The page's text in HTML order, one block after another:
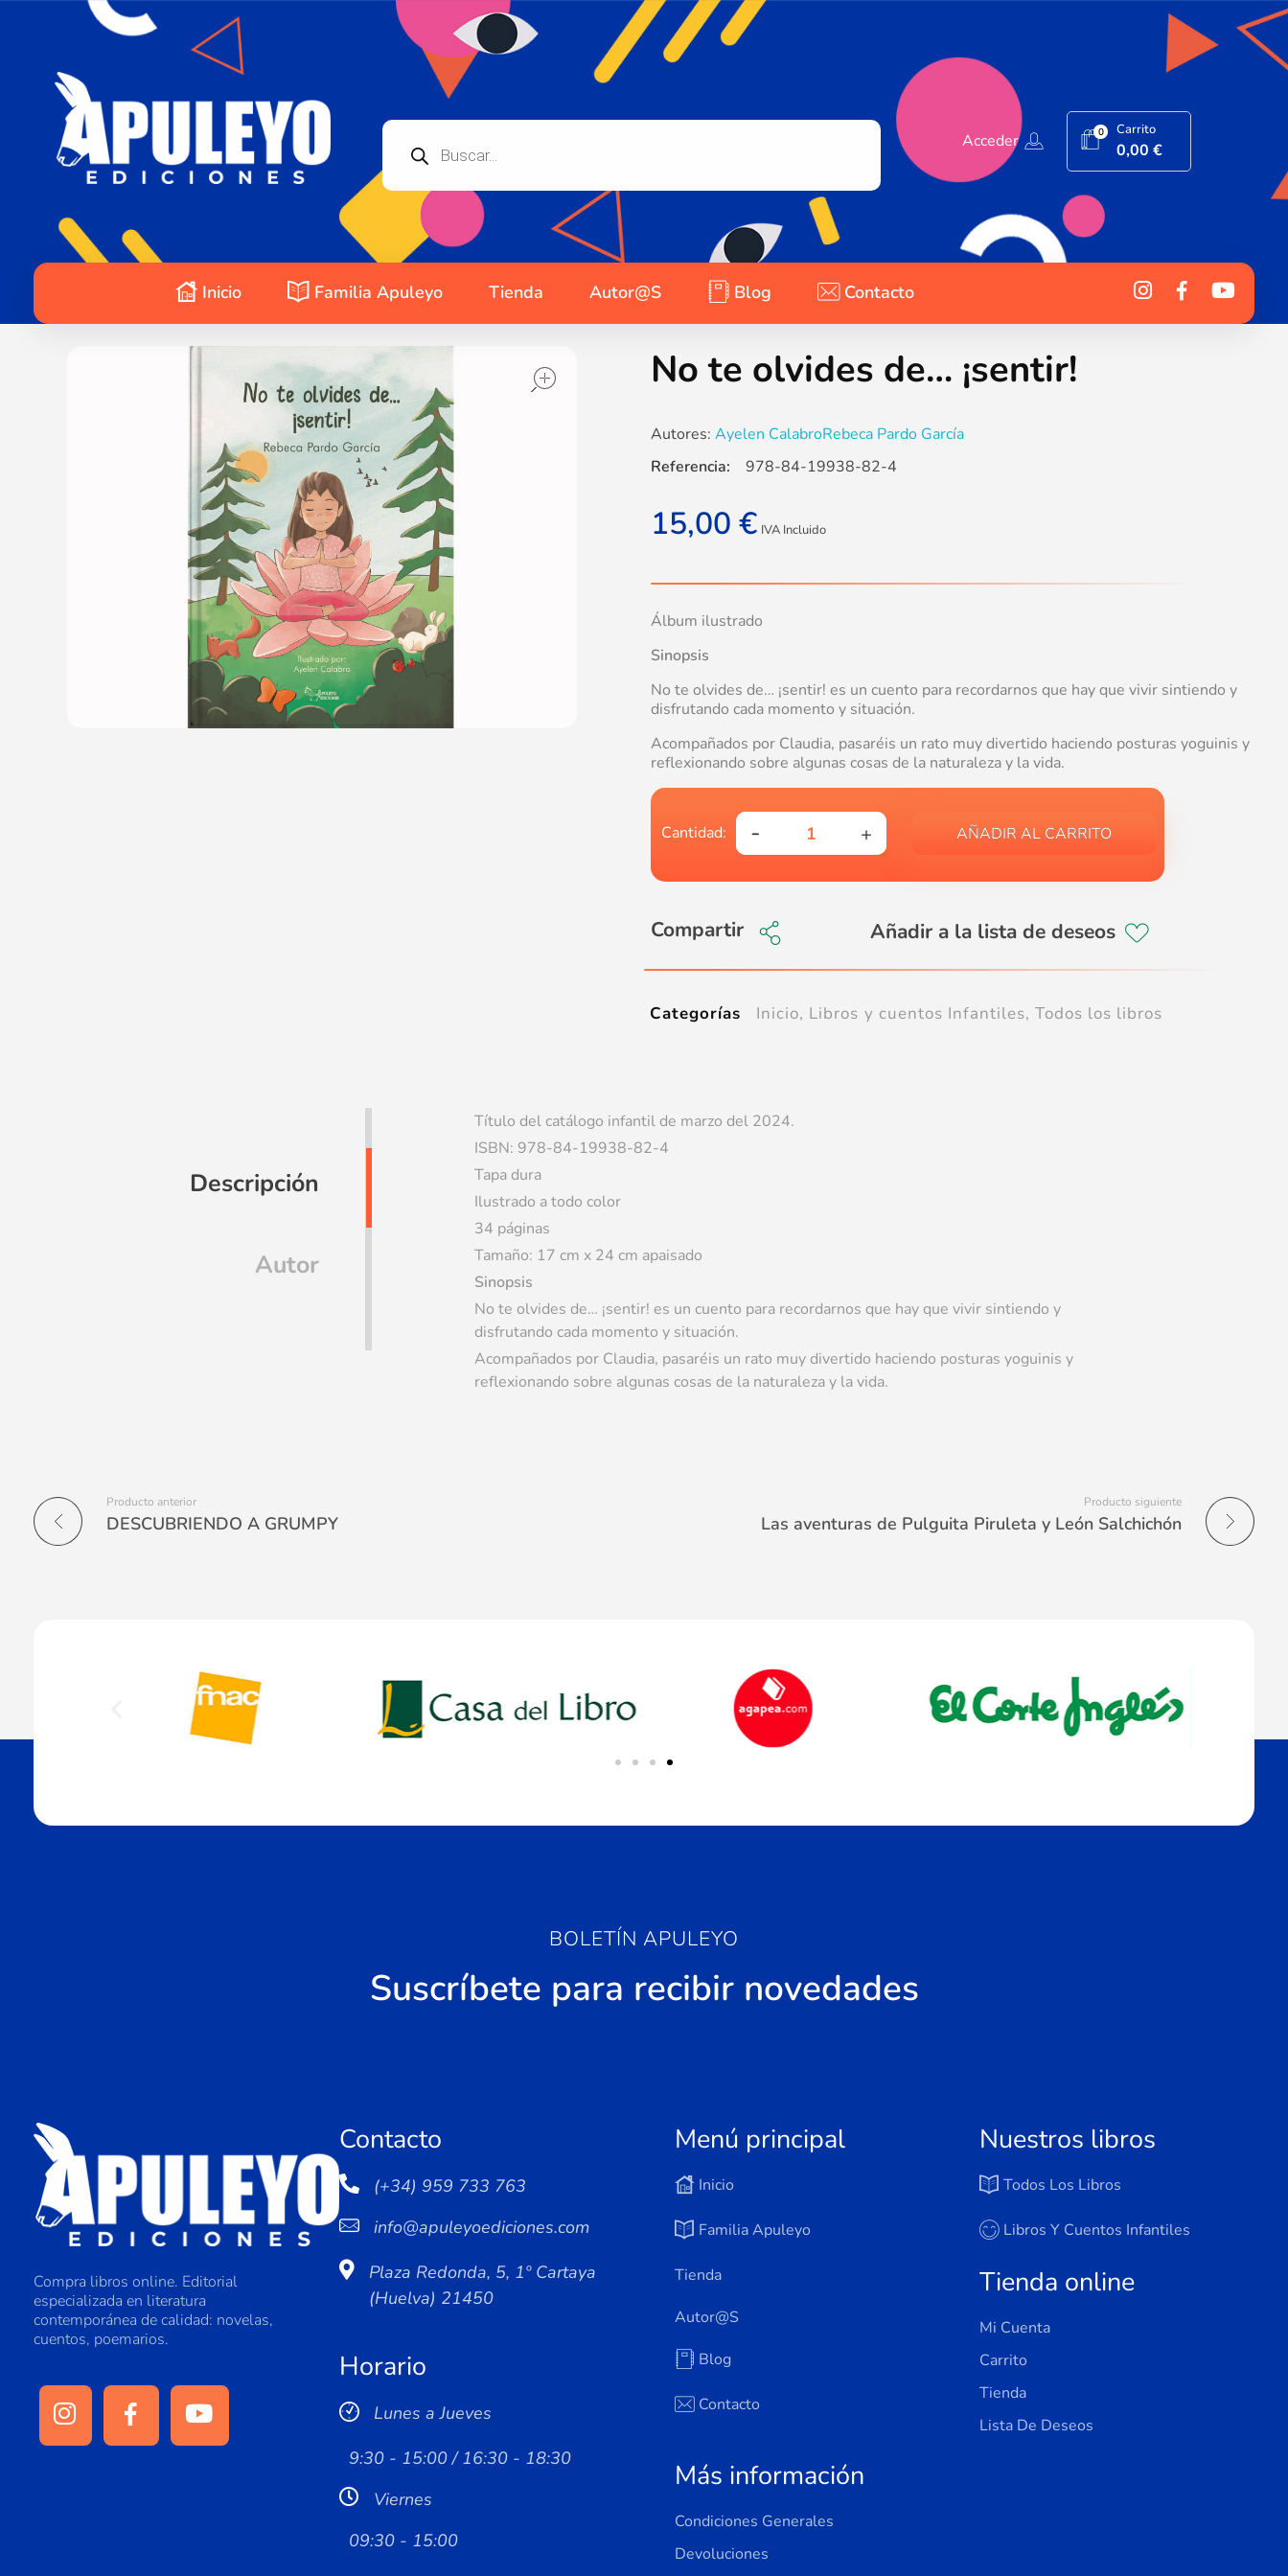
Acceder 0 Carrito
0,00€
Inicio Familia Apuleyo Tienda Autor@s Blog Contacto
No te olvides de… ¡sentir!
Autores: Ayelen CalabroRebeca Pardo García
15,00 € IVA Incluido
Álbum ilustrado
Sinopsis
No te olvides de… ¡sentir! es un cuento para recordarnos que hay que vivir sintiendo y
disfrutando cada momento y situación.
Acompañados por Claudia, pasaréis un rato muy divertido haciendo posturas yoguinis y
reflexionando sobre algunas cosas de la naturaleza y la vida.
AÑADIR AL CARRITO
Compartir
Referencia: 978-84-19938-82-4
Categorías Inicio, Libros y cuentos Infantiles, Todos los libros
Descripción
Autor
Título del catálogo infantil de marzo del 2024.
ISBN: 978-84-19938-82-4
Tapa dura
Ilustrado a todo color
34 páginas
Tamaño: 17 cm x 24 cm apaisado
Sinopsis
No te olvides de… ¡sentir! es un cuento para recordarnos que hay que vivir sintiendo y
disfrutando cada momento y situación.
Acompañados por Claudia, pasaréis un rato muy divertido haciendo posturas yoguinis y
reflexionando sobre algunas cosas de la naturaleza y la vida.
Producto anterior
DESCUBRIENDO A GRUMPY
Producto siguiente
Las aventuras de Pulguita Piruleta y León Salchichón
BOLETÍN APULEYO
Suscríbete para recibir novedades
Compra libros online. Editorial
especializada en literatura
contemporánea de calidad: novelas,
cuentos, poemarios.
Contacto
(+34) 959 733 763
info@apuleyoediciones.com
Plaza Redonda, 5, 1º Cartaya
(Huelva) 21450
Horario
Lunes a Jueves
9:30 - 15:00 / 16:30 - 18:30
Viernes
09:30 - 15:00
Menú principal
Inicio
Familia Apuleyo
Tienda
Autor@s
Blog
Contacto
Más información
Condiciones Generales
Devoluciones
Nuestros libros
Todos Los Libros
Libros Y Cuentos Infantiles
Tienda online
Mi Cuenta
Carrito
Tienda
Lista De Deseos